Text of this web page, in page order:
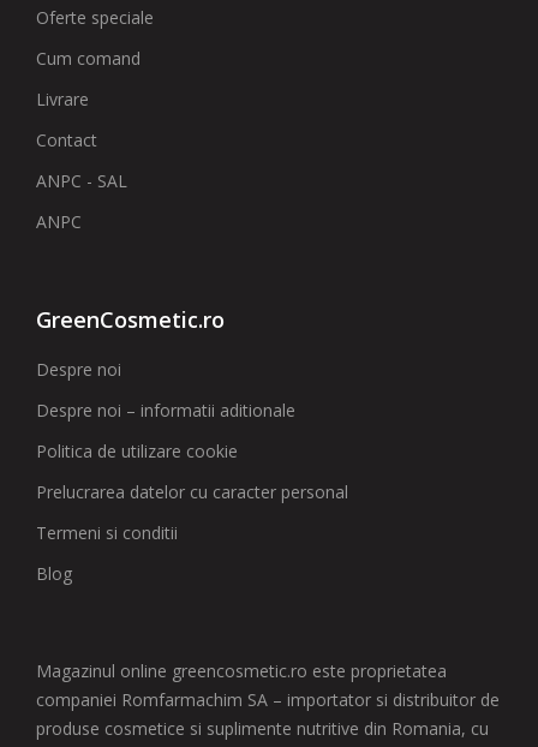
Oferte speciale
Cum comand
Livrare
Contact
ANPC - SAL
ANPC
GreenCosmetic.ro
Despre noi
Despre noi – informatii aditionale
Politica de utilizare cookie
Prelucrarea datelor cu caracter personal
Termeni si conditii
Blog
Magazinul online greencosmetic.ro este proprietatea
companiei Romfarmachim SA – importator si distribuitor de
produse cosmetice si suplimente nutritive din Romania, cu